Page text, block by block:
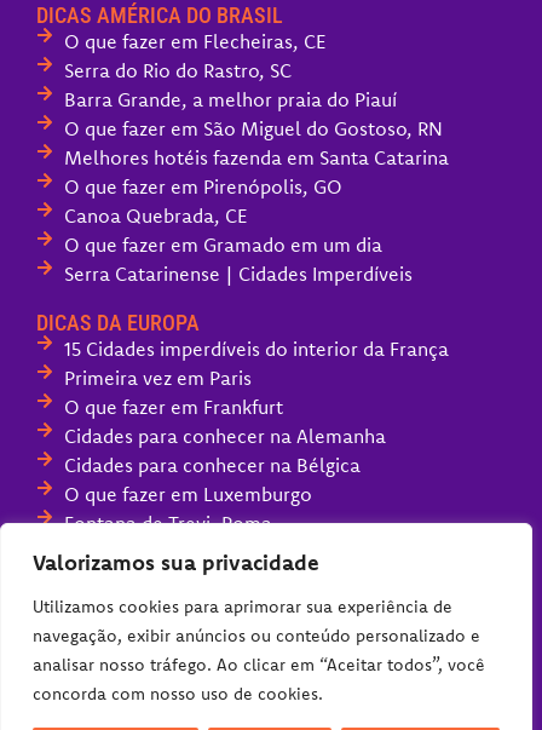
Valorizamos sua privacidade
Utilizamos cookies para aprimorar sua experiência de
navegação, exibir anúncios ou conteúdo personalizado e
analisar nosso tráfego. Ao clicar em “Aceitar todos”, você
concorda com nosso uso de cookies.
DICAS AMÉRICA DO BRASIL
O que fazer em Flecheiras, CE
Serra do Rio do Rastro, SC
Barra Grande, a melhor praia do Piauí
O que fazer em São Miguel do Gostoso, RN
Melhores hotéis fazenda em Santa Catarina
O que fazer em Pirenópolis, GO
Canoa Quebrada, CE
O que fazer em Gramado em um dia
Serra Catarinense | Cidades Imperdíveis
DICAS DA EUROPA
15 Cidades imperdíveis do interior da França
Primeira vez em Paris
O que fazer em Frankfurt
Cidades para conhecer na Alemanha
Cidades para conhecer na Bélgica
O que fazer em Luxemburgo
Fontana de Trevi, Roma
Melhores parques de diversões da Europa
Compras na Alemanha (guia completo)